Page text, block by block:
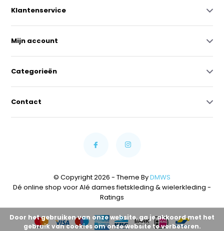
Klantenservice
Mijn account
Categorieën
Contact
© Copyright 2026 - Theme ByDMWS
Dé online shop voor Alé dames fietskleding & wielerkleding -
Ratings
Door het gebruiken van onze website, ga je akkoord met het
gebruik van cookies om onze website te verbeteren.